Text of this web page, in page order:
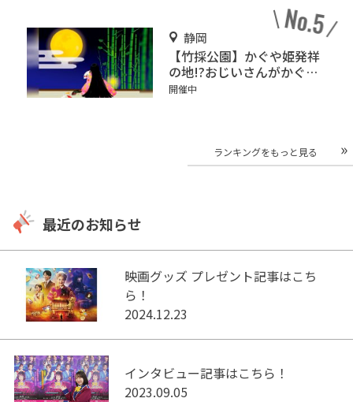
静岡
【竹採公園】かぐや姫発祥
の地!?おじいさんがかぐや
姫を見つけた場所を見に行
開催中
ランキングをもっと見る
最近のお知らせ
映画グッズ プレゼント記事はこち
ら！
2024.12.23
インタビュー記事はこちら！
2023.09.05